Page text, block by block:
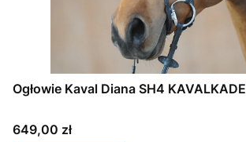
Ogłowie Kaval Diana SH4 KAVALKADE
Cena
649,00 zł